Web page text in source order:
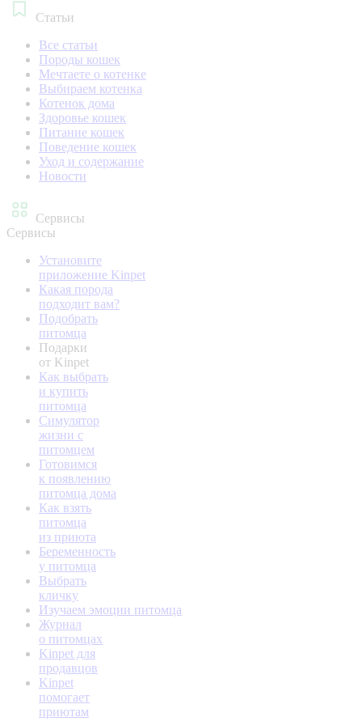
Статьи
Все статьи
Породы кошек
Мечтаете о котенке
Выбираем котенка
Котенок дома
Здоровье кошек
Питание кошек
Поведение кошек
Уход и содержание
Новости
Сервисы
Сервисы
Установите
приложение Kinpet
Какая порода
подходит вам?
Подобрать
питомца
Подарки
от Kinpet
Как выбрать
и купить
питомца
Симулятор
жизни с
питомцем
Готовимся
к появлению
питомца дома
Как взять
питомца
из приюта
Беременность
у питомца
Выбрать
кличку
Изучаем эмоции питомца
Журнал
о питомцах
Kinpet для
продавцов
Kinpet
помогает
приютам